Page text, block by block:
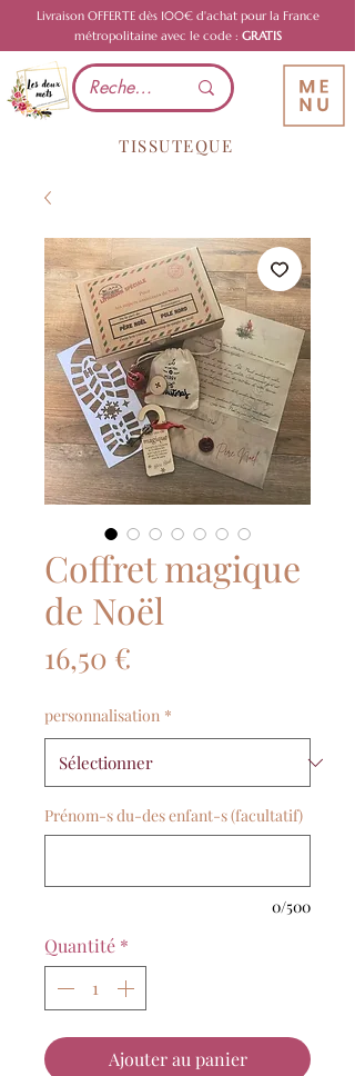
Livraison OFFERTE dès 100€ d'achat pour la France
métropolitaine avec le code : GRATIS
TISSUTEQUE
Coffret magique
de Noël
16,50 €
personnalisation *
Prénom-s du-des enfant-s (facultatif)
0/500
Quantité *
Ajouter au panier